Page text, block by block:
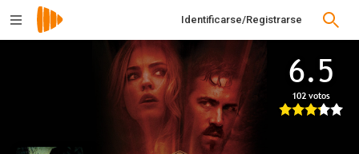
Identificarse/Registrarse
6.5
102 votos